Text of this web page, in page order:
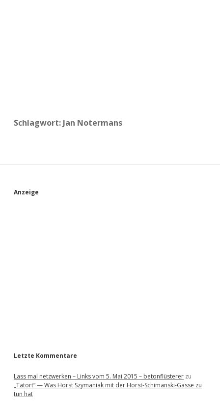
Schlagwort: Jan Notermans
S
Anzeige
Letzte Kommentare
Lass mal netzwerken – Links vom 5. Mai 2015 – betonflüsterer zu
„Tatort“ — Was Horst Szymaniak mit der Horst-Schimanski-Gasse zu
tun hat